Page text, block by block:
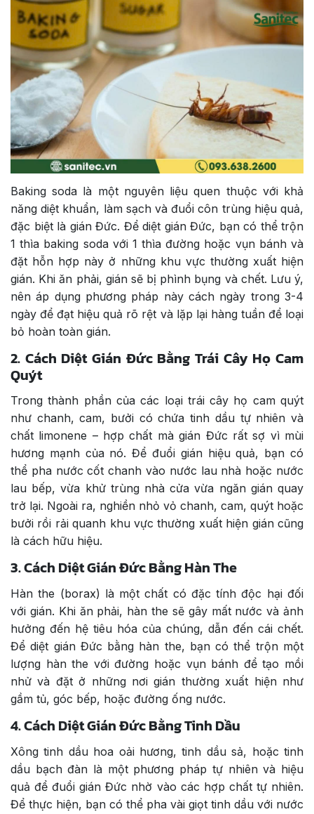
Baking soda là một nguyên liệu quen thuộc với khả
năng diệt khuẩn, làm sạch và đuổi côn trùng hiệu quả,
đặc biệt là gián Đức. Để diệt gián Đức, bạn có thể trộn
1 thìa baking soda với 1 thìa đường hoặc vụn bánh và
đặt hỗn hợp này ở những khu vực thường xuất hiện
gián. Khi ăn phải, gián sẽ bị phình bụng và chết. Lưu ý,
nên áp dụng phương pháp này cách ngày trong 3-4
ngày để đạt hiệu quả rõ rệt và lặp lại hàng tuần để loại
bỏ hoàn toàn gián.
2. Cách Diệt Gián Đức Bằng Trái Cây Họ Cam
Quýt
Trong thành phần của các loại trái cây họ cam quýt
như chanh, cam, bưởi có chứa tinh dầu tự nhiên và
chất limonene – hợp chất mà gián Đức rất sợ vì mùi
hương mạnh của nó. Để đuổi gián hiệu quả, bạn có
thể pha nước cốt chanh vào nước lau nhà hoặc nước
lau bếp, vừa khử trùng nhà cửa vừa ngăn gián quay
trở lại. Ngoài ra, nghiền nhỏ vỏ chanh, cam, quýt hoặc
bưởi rồi rải quanh khu vực thường xuất hiện gián cũng
là cách hữu hiệu.
3. Cách Diệt Gián Đức Bằng Hàn The
Hàn the (borax) là một chất có đặc tính độc hại đối
với gián. Khi ăn phải, hàn the sẽ gây mất nước và ảnh
hưởng đến hệ tiêu hóa của chúng, dẫn đến cái chết.
Để diệt gián Đức bằng hàn the, bạn có thể trộn một
lượng hàn the với đường hoặc vụn bánh để tạo mồi
nhử và đặt ở những nơi gián thường xuất hiện như
gầm tủ, góc bếp, hoặc đường ống nước.
4. Cách Diệt Gián Đức Bằng Tinh Dầu
Xông tinh dầu hoa oải hương, tinh dầu sả, hoặc tinh
dầu bạch đàn là một phương pháp tự nhiên và hiệu
quả để đuổi gián Đức nhờ vào các hợp chất tự nhiên.
Để thực hiện, bạn có thể pha vài giọt tinh dầu với nước